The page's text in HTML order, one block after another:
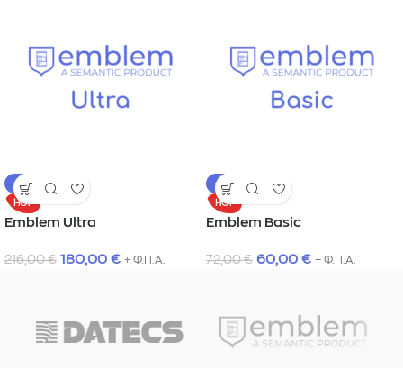
-17%
HOT
Emblem Ultra
216,00€ 180,00 € + Φ.Π.Α.
-17%
HOT
Emblem Basic
72,00€ 60,00 € + Φ.Π.Α.